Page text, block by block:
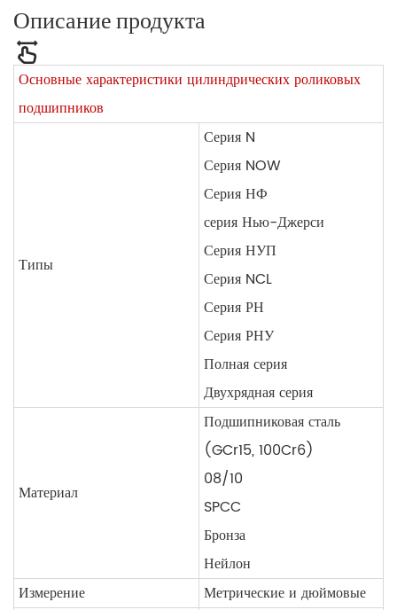
Описание продукта
Основные характеристики цилиндрических роликовых
подшипников
Типы
Серия N
Серия NOW
Серия НФ
серия Нью-Джерси
Серия НУП
Серия NCL
Серия РН
Серия РНУ
Полная серия
Двухрядная серия
Материал
Подшипниковая сталь
(GCr15, 100Cr6)
08/10
SPCC
Бронза
Нейлон
Измерение
Метрические и дюймовые